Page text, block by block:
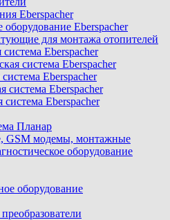
Eberspacher
оборудование Eberspacher
для монтажа отопителей
Eberspacher
система Eberspacher
Eberspacher
система Eberspacher
Eberspacher
Планар
GSM модемы, монтажные
оборудование
оборудование